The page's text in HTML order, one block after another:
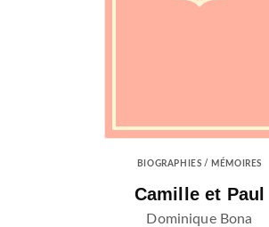
BIOGRAPHIES / MÉMOIRES
Camille et Paul
Dominique Bona